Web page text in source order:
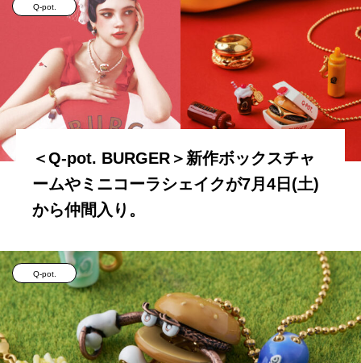
Q-pot.
＜Q-pot. BURGER＞新作ボックスチャ
ームやミニコーラシェイクが7月4日(土)
から仲間入り。
Q-pot.